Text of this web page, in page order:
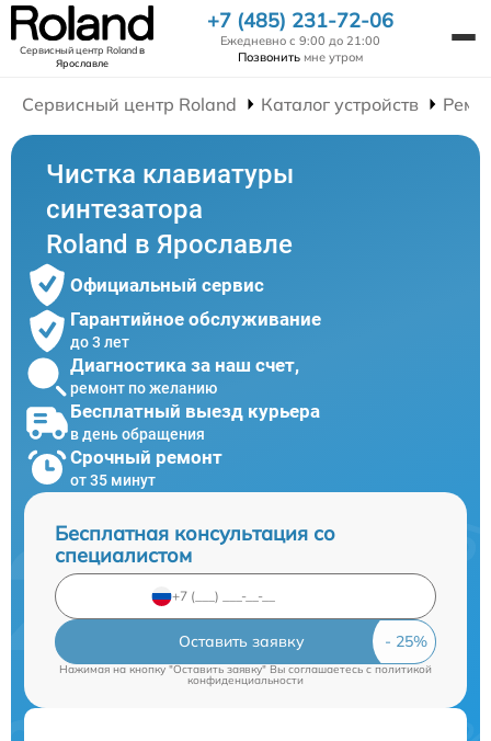
Сервисный центр Rolandв
Ярославле
+7 (485) 231-72-06
Ежедневно с 9:00 до 21:00
Позвонить мне утром
Сервисный центр Roland Каталог устройств
Чистка клавиатуры
синтезатора
Roland в Ярославле
Официальный сервис
Гарантийное обслуживание
до 3 лет
Диагностика за наш счет,
ремонт по желанию
Бесплатный выезд курьера
в день обращения
Срочный ремонт
от 35 минут
Бесплатная консультация со
специалистом
Оставить заявку
Нажимая на кнопку "Оставить заявку" Вы соглашаетесь cполитикой
конфиденциальности